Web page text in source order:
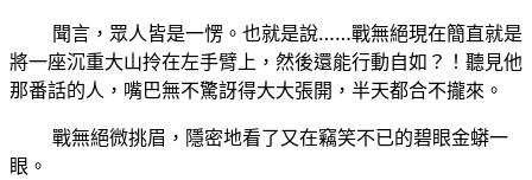
聞言，眾人皆是一愣。也就是說……戰無絕現在簡直就是
將一座沉重大山拎在左手臂上，然後還能行動自如？！聽見他
那番話的人，嘴巴無不驚訝得大大張開，半天都合不攏來。
戰無絕微挑眉，隱密地看了又在竊笑不已的碧眼金蟒一
眼。